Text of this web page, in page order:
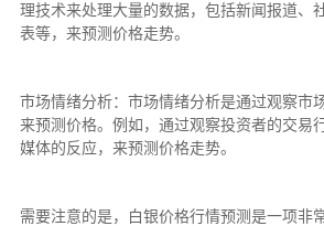
理技术来处理大量的数据，包括新闻报道、
表等，来预测价格走势。
市场情绪分析：市场情绪分析是通过观察市
来预测价格。例如，通过观察投资者的交易
媒体的反应，来预测价格走势。
需要注意的是，白银价格行情预测是一项非